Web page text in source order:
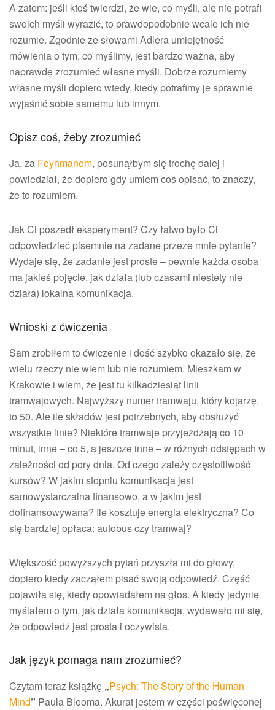
A zatem: jeśli ktoś twierdzi, że wie, co myśli, ale nie potrafi
swoich myśli wyrazić, to prawdopodobnie wcale ich nie
rozumie. Zgodnie ze słowami Adlera umiejętność
mówienia o tym, co myślimy, jest bardzo ważna, aby
naprawdę zrozumieć własne myśli. Dobrze rozumiemy
własne myśli dopiero wtedy, kiedy potrafimy je sprawnie
wyjaśnić sobie samemu lub innym.
Opisz coś, żeby zrozumieć
Ja, za Feynmanem, posunąłbym się trochę dalej i
powiedział, że dopiero gdy umiem coś opisać, to znaczy,
że to rozumiem.
Jak Ci poszedł eksperyment? Czy łatwo było Ci
odpowiedzieć pisemnie na zadane przeze mnie pytanie?
Wydaje się, że zadanie jest proste – pewnie każda osoba
ma jakieś pojęcie, jak działa (lub czasami niestety nie
działa) lokalna komunikacja.
Wnioski z ćwiczenia
Sam zrobiłem to ćwiczenie i dość szybko okazało się, że
wielu rzeczy nie wiem lub nie rozumiem. Mieszkam w
Krakowie i wiem, że jest tu kilkadziesiąt linii
tramwajowych. Najwyższy numer tramwaju, który kojarzę,
to 50. Ale ile składów jest potrzebnych, aby obsłużyć
wszystkie linie? Niektóre tramwaje przyjeżdżają co 10
minut, inne – co 5, a jeszcze inne – w różnych odstępach w
zależności od pory dnia. Od czego zależy częstotliwość
kursów? W jakim stopniu komunikacja jest
samowystarczalna finansowo, a w jakim jest
dofinansowywana? Ile kosztuje energia elektryczna? Co
się bardziej opłaca: autobus czy tramwaj?
Większość powyższych pytań przyszła mi do głowy,
dopiero kiedy zacząłem pisać swoją odpowiedź. Część
pojawiła się, kiedy opowiadałem na głos. A kiedy jedynie
myślałem o tym, jak działa komunikacja, wydawało mi się,
że odpowiedź jest prosta i oczywista.
Jak język pomaga nam zrozumieć?
Czytam teraz książkę „Psych: The Story of the Human
Mind” Paula Blooma. Akurat jestem w części poświęconej